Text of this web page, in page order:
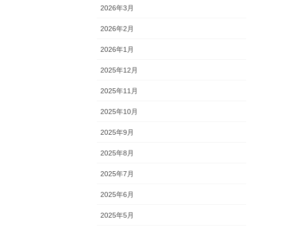
2026年3月
2026年2月
2026年1月
2025年12月
2025年11月
2025年10月
2025年9月
2025年8月
2025年7月
2025年6月
2025年5月